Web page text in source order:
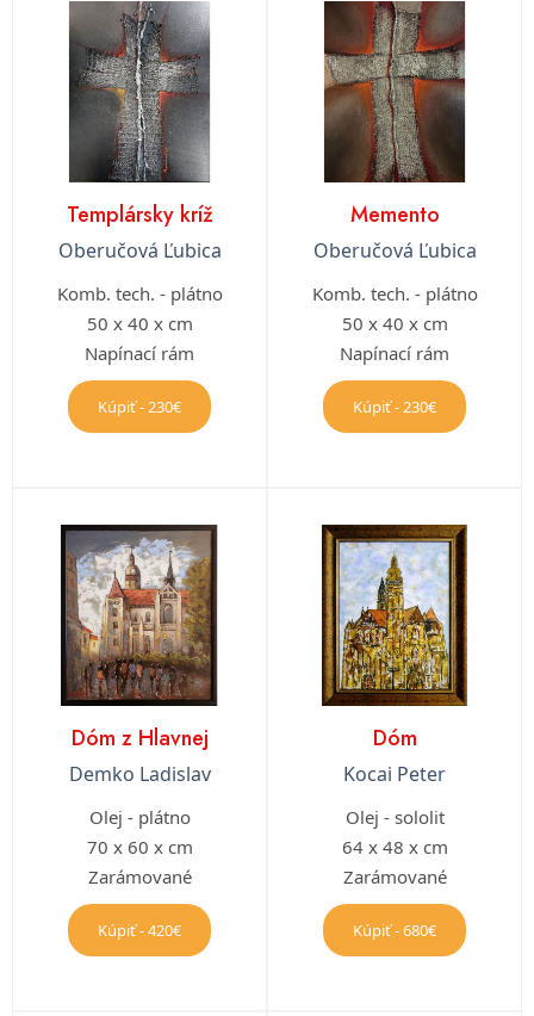
Templársky kríž
Oberučová Ľubica
Komb. tech. - plátno
50 x 40 x cm
Napínací rám
Kúpiť - 230€
Memento
Oberučová Ľubica
Komb. tech. - plátno
50 x 40 x cm
Napínací rám
Kúpiť - 230€
Dóm z Hlavnej
Demko Ladislav
Olej - plátno
70 x 60 x cm
Zarámované
Kúpiť - 420€
Dóm
Kocai Peter
Olej - sololit
64 x 48 x cm
Zarámované
Kúpiť - 680€